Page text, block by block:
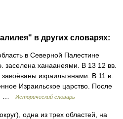
в других словарях:
в Северной Палестине
заселена ханаанеями. В 13 12 вв.
израильтянами. В 11 в.
Израильское царство. После
…
Исторический словарь
одна из трех областей, на